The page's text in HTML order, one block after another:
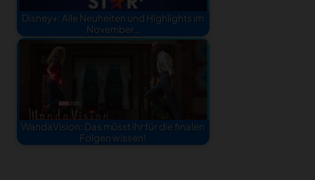
Disney+: Alle Neuheiten und Highlights im
November…
WandaVision: Das müsst ihr für die finalen
Folgen wissen!